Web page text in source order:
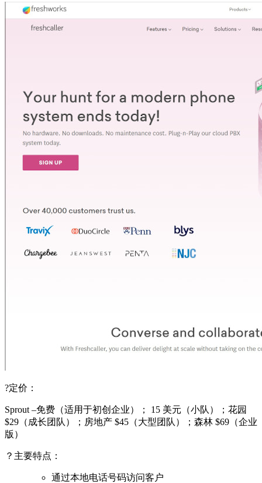
?定价：
Sprout –免费（适用于初创企业）； 15 美元（小队）；花园
$29（成长团队）；房地产 $45（大型团队）；森林 $69（企业
版）
？主要特点：
通过本地电话号码访问客户